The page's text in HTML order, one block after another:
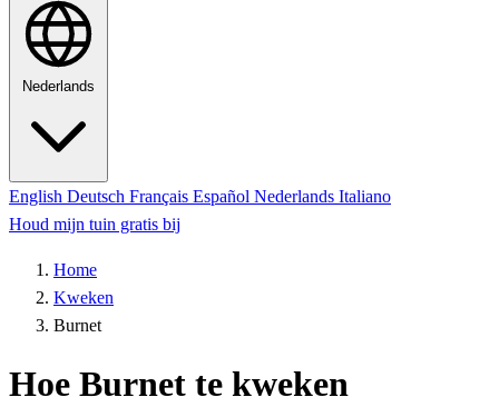
Nederlands
English Deutsch Français Español Nederlands Italiano
Houd mijn tuin gratis bij
Home
Kweken
Burnet
Hoe Burnet te kweken